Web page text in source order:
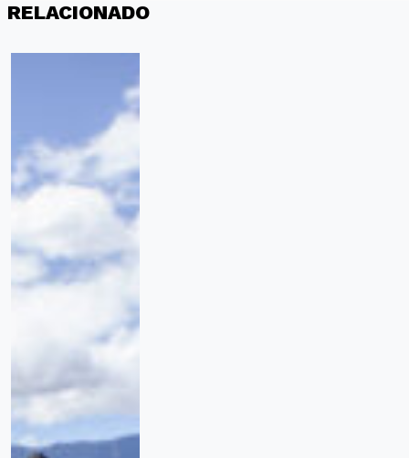
RELACIONADO